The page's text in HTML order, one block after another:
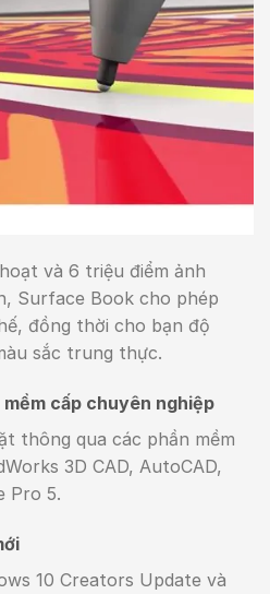
và 6 triệu điểm ảnh
Surface Book cho phép
đồng thời cho bạn độ
sắc trung thực.
cấp chuyên nghiệp
thông qua các phần mềm
3D CAD, AutoCAD,
Pro 5.
10 Creators Update và